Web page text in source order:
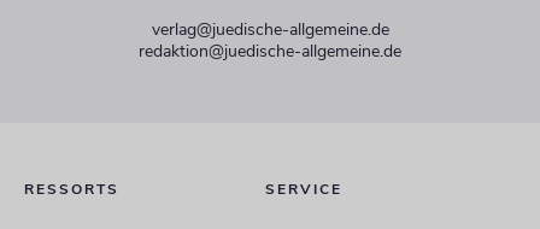
verlag@juedische-allgemeine.de
redaktion@juedische-allgemeine.de
RESSORTS SERVICE